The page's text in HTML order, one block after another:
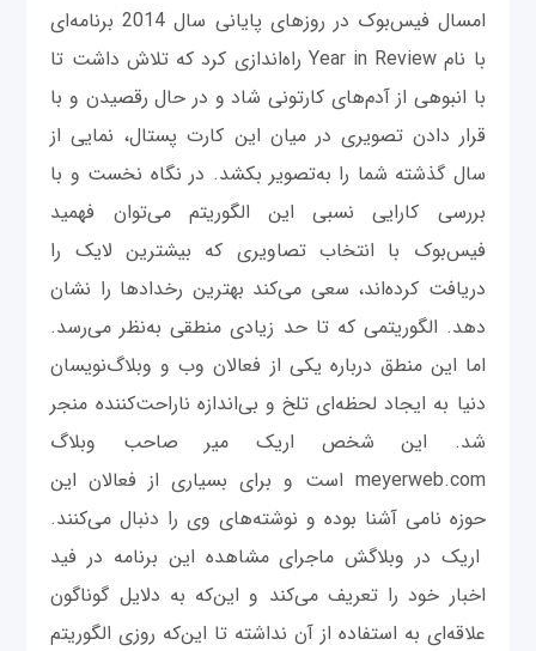
امسال فیس‌بوک در روزهای پایانی سال 2014 برنامه‌ای
با نام Year in Review راه‌اندازی کرد که تلاش داشت تا
با انبوهی از آدم‌های کارتونی شاد و در حال رقصیدن و با
قرار دادن تصویری در میان این کارت پستال، نمایی از
سال گذشته شما را به‌تصویر بکشد. در نگاه نخست و با
بررسی کارایی نسبی این الگوریتم می‌توان فهمید
فیس‌بوک با انتخاب تصاویری که بیشترین لایک را
دریافت کرده‌اند، سعی می‌کند بهترین رخدادها را نشان
دهد. الگوریتمی که تا حد زیادی منطقی به‌نظر می‌رسد.
اما این منطق درباره یکی از فعالان وب و وبلاگ‌نویسان
دنیا به ایجاد لحظه‌ای تلخ و بی‌اندازه ناراحت‌کننده منجر
شد. این شخص اریک میر صاحب وبلاگ
meyerweb.com است و برای بسیاری از فعالان این
حوزه نامی آشنا بوده و نوشته‌های وی را دنبال می‌کنند.
اریک در وبلاگش ماجرای مشاهده این برنامه در فید
اخبار خود را تعریف می‌کند و این‌که به دلایل گوناگون
علاقه‌ای به استفاده از آن نداشته تا این‌که روزی الگوریتم